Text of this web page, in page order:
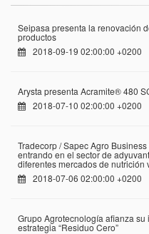
Seipasa presenta la renovación
productos
2018-09-19 02:00:00 +0200
Arysta presenta Acramite® 480
2018-07-10 02:00:00 +0200
Tradecorp / Sapec Agro
entrando en el sector de
diferentes mercados de nutrición
2018-07-06 02:00:00 +0200
Grupo Agrotecnología afianza
estrategia “Residuo Cero”